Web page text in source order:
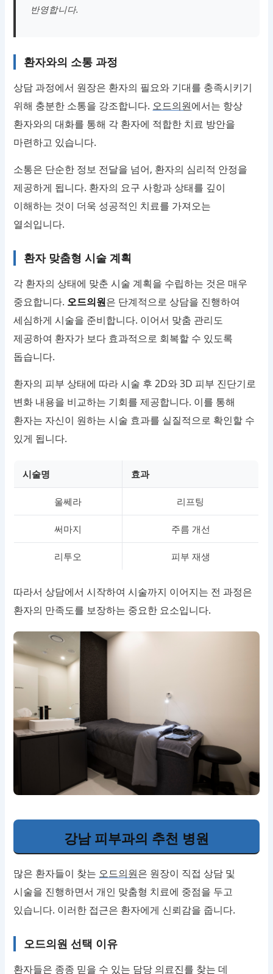
반영합니다.
환자와의 소통 과정
상담 과정에서 원장은 환자의 필요와 기대를 충족시키기
위해 충분한 소통을 강조합니다. 오드의원에서는 항상
환자와의 대화를 통해 각 환자에 적합한 치료 방안을
마련하고 있습니다.
소통은 단순한 정보 전달을 넘어, 환자의 심리적 안정을
제공하게 됩니다. 환자의 요구 사항과 상태를 깊이
이해하는 것이 더욱 성공적인 치료를 가져오는
열쇠입니다.
환자 맞춤형 시술 계획
각 환자의 상태에 맞춘 시술 계획을 수립하는 것은 매우
중요합니다. 오드의원은 단계적으로 상담을 진행하여
세심하게 시술을 준비합니다. 이어서 맞춤 관리도
제공하여 환자가 보다 효과적으로 회복할 수 있도록
돕습니다.
환자의 피부 상태에 따라 시술 후 2D와 3D 피부 진단기로
변화 내용을 비교하는 기회를 제공합니다. 이를 통해
환자는 자신이 원하는 시술 효과를 실질적으로 확인할 수
있게 됩니다.
시술명 효과
울쎄라 리프팅
써마지 주름 개선
리투오 피부 재생
따라서 상담에서 시작하여 시술까지 이어지는 전 과정은
환자의 만족도를 보장하는 중요한 요소입니다.
강남 피부과의 추천 병원
많은 환자들이 찾는 오드의원은 원장이 직접 상담 및
시술을 진행하면서 개인 맞춤형 치료에 중점을 두고
있습니다. 이러한 접근은 환자에게 신뢰감을 줍니다.
오드의원 선택 이유
환자들은 종종 믿을 수 있는 담당 의료진를 찾는 데